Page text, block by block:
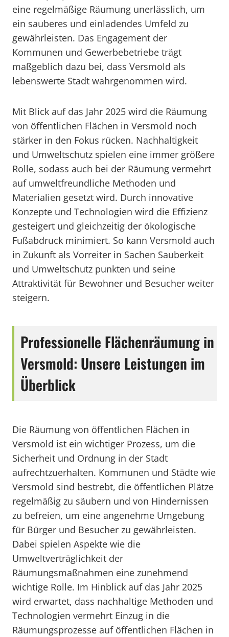
eine regelmäßige Räumung unerlässlich, um
ein sauberes und einladendes Umfeld zu
gewährleisten. Das Engagement der
Kommunen und Gewerbebetriebe trägt
maßgeblich dazu bei, dass Versmold als
lebenswerte Stadt wahrgenommen wird.
Mit Blick auf das Jahr 2025 wird die Räumung
von öffentlichen Flächen in Versmold noch
stärker in den Fokus rücken. Nachhaltigkeit
und Umweltschutz spielen eine immer größere
Rolle, sodass auch bei der Räumung vermehrt
auf umweltfreundliche Methoden und
Materialien gesetzt wird. Durch innovative
Konzepte und Technologien wird die Effizienz
gesteigert und gleichzeitig der ökologische
Fußabdruck minimiert. So kann Versmold auch
in Zukunft als Vorreiter in Sachen Sauberkeit
und Umweltschutz punkten und seine
Attraktivität für Bewohner und Besucher weiter
steigern.
Professionelle Flächenräumung in
Versmold: Unsere Leistungen im
Überblick
Die Räumung von öffentlichen Flächen in
Versmold ist ein wichtiger Prozess, um die
Sicherheit und Ordnung in der Stadt
aufrechtzuerhalten. Kommunen und Städte wie
Versmold sind bestrebt, die öffentlichen Plätze
regelmäßig zu säubern und von Hindernissen
zu befreien, um eine angenehme Umgebung
für Bürger und Besucher zu gewährleisten.
Dabei spielen Aspekte wie die
Umweltverträglichkeit der
Räumungsmaßnahmen eine zunehmend
wichtige Rolle. Im Hinblick auf das Jahr 2025
wird erwartet, dass nachhaltige Methoden und
Technologien vermehrt Einzug in die
Räumungsprozesse auf öffentlichen Flächen in